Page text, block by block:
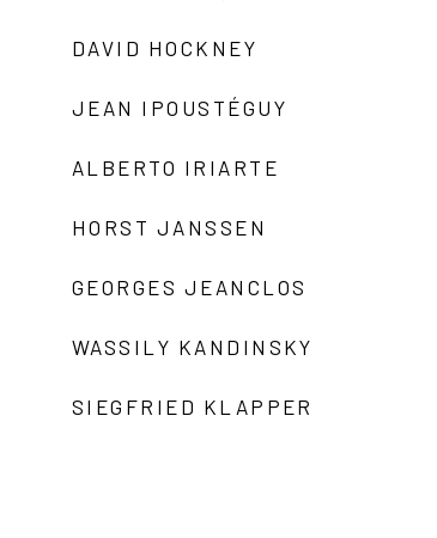
DAVID HOCKNEY
JEAN IPOUSTÉGUY
ALBERTO IRIARTE
HORST JANSSEN
GEORGES JEANCLOS
WASSILY KANDINSKY
SIEGFRIED KLAPPER